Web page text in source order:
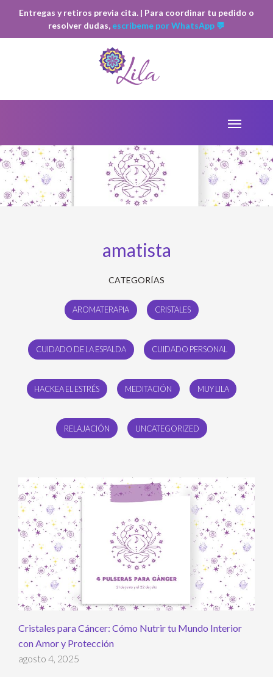
Entregas y retiros previa cita. | Para coordinar tu pedido o
resolver dudas, escríbeme por WhatsApp 💬
amatista
CATEGORÍAS
AROMATERAPIA CRISTALES
CUIDADO DE LA ESPALDA CUIDADO PERSONAL
HACKEA EL ESTRÉS MEDITACIÓN MUY LILA
RELAJACIÓN UNCATEGORIZED
Cristales para Cáncer: Cómo Nutrir tu Mundo Interior
con Amor y Protección
agosto 4, 2025